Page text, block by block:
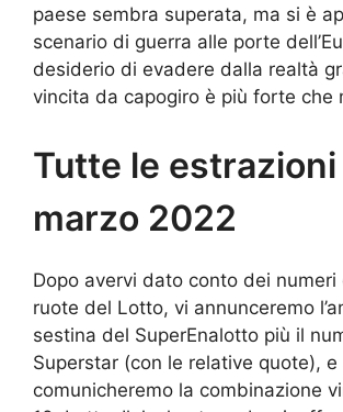
paese sembra superata, ma si è
scenario di guerra alle porte
desiderio di evadere dalla realtà
vincita da capogiro è più forte che
Tutte le
marzo 2022
Dopo avervi dato conto dei
ruote del Lotto, vi annunceremo
sestina del SuperEnalotto più il
Superstar (con le relative quote), e
comunicheremo la combinazione